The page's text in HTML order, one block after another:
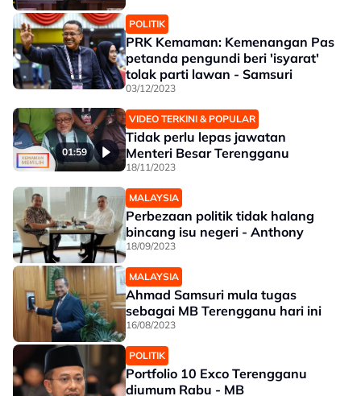
POLITIK
PRK Kemaman: Kemenangan Pas
petanda pengundi beri 'isyarat'
tolak parti lawan - Samsuri
03/12/2023
01:59
VIDEO TERKINI & POPULAR
Tidak perlu lepas jawatan
Menteri Besar Terengganu
18/11/2023
MALAYSIA
Perbezaan politik tidak halang
bincang isu negeri - Anthony
18/09/2023
MALAYSIA
Ahmad Samsuri mula tugas
sebagai MB Terengganu hari ini
16/08/2023
POLITIK
Portfolio 10 Exco Terengganu
diumum Rabu - MB